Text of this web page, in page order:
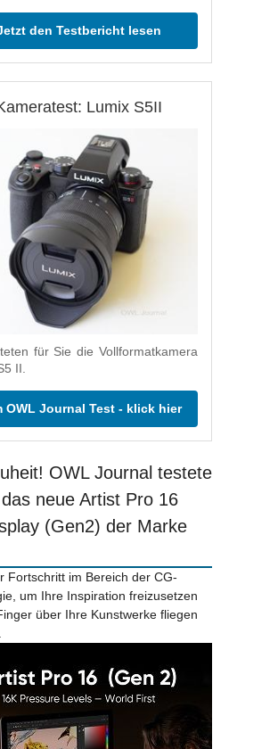
den Testbericht lesen
Lumix S5II
für Sie die Vollformatkamera
II.
OWL Journal Test - klick hier
OWL Journal testete
neue Artist Pro 16
(Gen2) der Marke
Fortschritt im Bereich der CG-
um Ihre Inspiration freizusetzen
über Ihre Kunstwerke fliegen